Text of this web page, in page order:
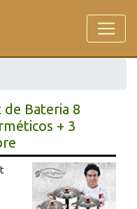
de Bateria 8
+ 3